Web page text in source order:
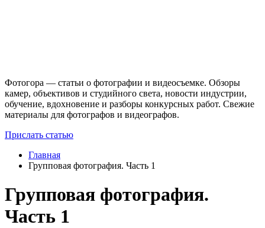
Фотогора — статьи о фотографии и видеосъемке. Обзоры
камер, объективов и студийного света, новости индустрии,
обучение, вдохновение и разборы конкурсных работ. Свежие
материалы для фотографов и видеографов.
Прислать статью
Главная
Групповая фотография. Часть 1
Групповая фотография.
Часть 1